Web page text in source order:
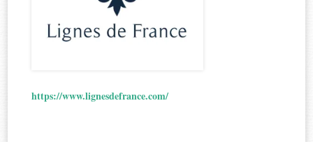
https://www.lignesdefrance.com/